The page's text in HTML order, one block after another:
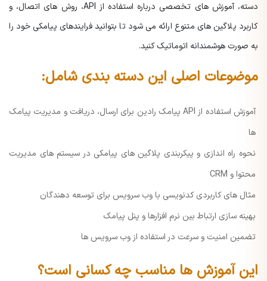
دسته، آموزش های تخصصی درباره استفاده از API، روش های اتصال، و
کاربرد پلاگین های متنوع ارائه می شود تا بتوانید فرایندهای پیامکی خود را
به صورت هوشمندانه اتوماتیک کنید.
موضوعات اصلی این دسته بندی شامل:
آموزش استفاده از API پیامک رادین برای ارسال، دریافت و مدیریت پیامک
ها
نحوه راه اندازی و پیکربندی پلاگین های پیامکی در سیستم های مدیریت
محتوا و CRM
مثال های کاربردی کدنویسی با وب سرویس برای توسعه دهندگان
بهینه سازی ارتباط بین نرم افزارها و پنل پیامک
تضمین امنیت و سرعت در استفاده از وب سرویس ها
این آموزش ها مناسب چه کسانی است؟